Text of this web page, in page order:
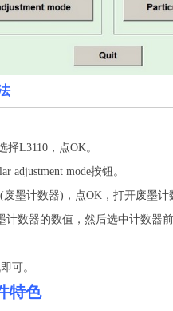
L3110，点OK。
mode按钮。
墨计数器)，点OK，打开废墨计
数器的数值，然后选中计数器
可。
特色